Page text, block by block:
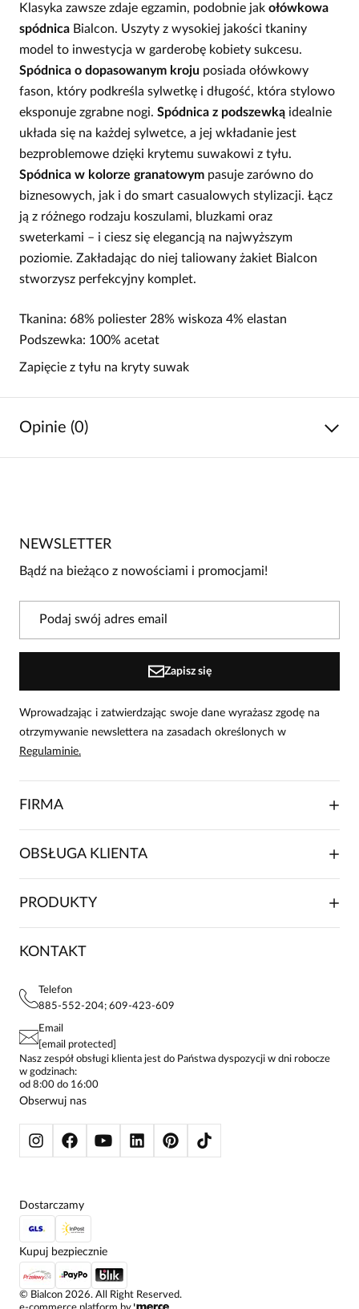
Klasyka zawsze zdaje egzamin, podobnie jak ołówkowa
spódnica Bialcon. Uszyty z wysokiej jakości tkaniny
model to inwestycja w garderobę kobiety sukcesu.
Spódnica o dopasowanym kroju posiada ołówkowy
fason, który podkreśla sylwetkę i długość, która stylowo
eksponuje zgrabne nogi. Spódnica z podszewką idealnie
układa się na każdej sylwetce, a jej wkładanie jest
bezproblemowe dzięki krytemu suwakowi z tyłu.
Spódnica w kolorze granatowym pasuje zarówno do
biznesowych, jak i do smart casualowych stylizacji. Łącz
ją z różnego rodzaju koszulami, bluzkami oraz
sweterkami – i ciesz się elegancją na najwyższym
poziomie. Zakładając do niej taliowany żakiet Bialcon
stworzysz perfekcyjny komplet.
Tkanina: 68% poliester 28% wiskoza 4% elastan
Podszewka: 100% acetat
Zapięcie z tyłu na kryty suwak
Opinie (0)
Bądź pierwszą osobą, która podzieli się opinią o tym
W naszej witrynie opinie mogą dodawać tylko
NEWSLETTER
Bądź na bieżąco z nowościami i promocjami!
Zapisz się
Wprowadzając i zatwierdzając swoje dane wyrażasz zgodę na
otrzymywanie newslettera na zasadach określonych w
Regulaminie.
FIRMA
FRANCZYZA
MAPA WITRYNY
KONTAKTY
OBSŁUGA KLIENTA
FAQ
POLITYKA PRYWATNOŚCI
STREFA STAŁEGO KLIENTA
PRODUKTY
KOSZULE DAMSKIE
SPODNIE DAMSKIE
ŻAKIETY I MARYNARKI
SWETRY
BLUZY
KONTAKT
Telefon
885-552-204; 609-423-609
Email
[email protected]
Nasz zespół obsługi klienta jest do Państwa dyspozycji w dni robocze
w godzinach:
od 8:00 do 16:00
Obserwuj nas
© Bialcon 2026. All Right Reserved.
Dostarczamy
Kupuj bezpiecznie